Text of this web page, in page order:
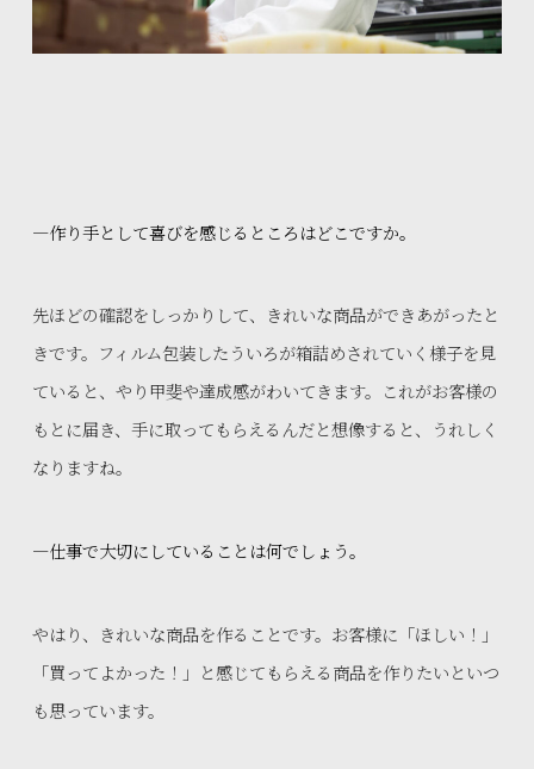
—作り手として喜びを感じるところはどこですか。
先ほどの確認をしっかりして、きれいな商品ができあがったと
きです。フィルム包装したういろが箱詰めされていく様子を見
ていると、やり甲斐や達成感がわいてきます。これがお客様の
もとに届き、手に取ってもらえるんだと想像すると、うれしく
なりますね。
—仕事で大切にしていることは何でしょう。
やはり、きれいな商品を作ることです。お客様に「ほしい！」
「買ってよかった！」と感じてもらえる商品を作りたいといつ
も思っています。